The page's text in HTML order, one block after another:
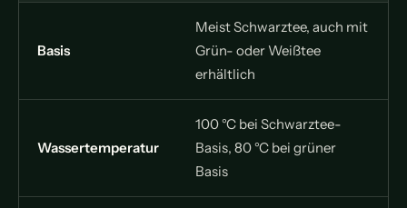
Basis
Meist Schwarztee, auch mit
Grün- oder Weißtee
erhältlich
Wassertemperatur
100 °C bei Schwarztee-
Basis, 80 °C bei grüner
Basis